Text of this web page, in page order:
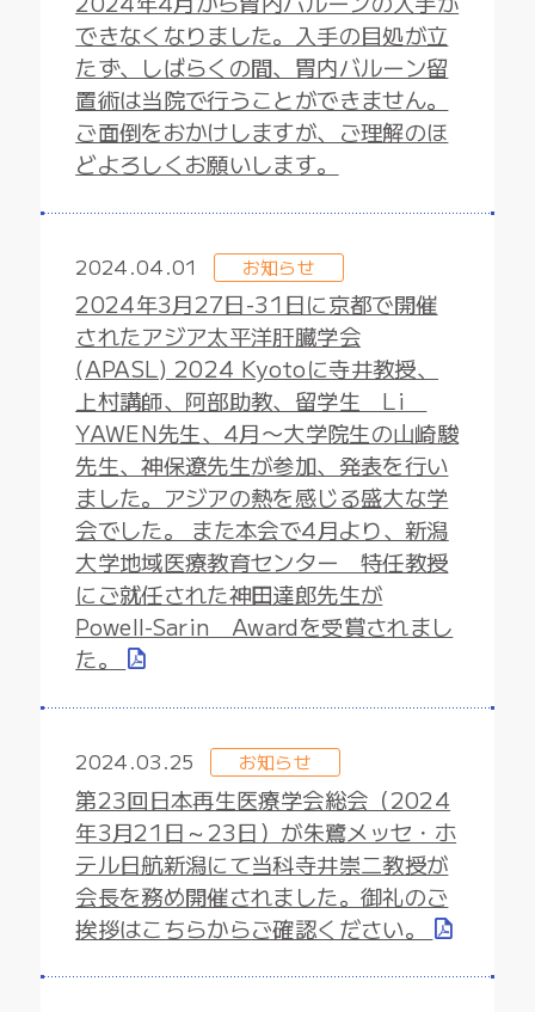
できなくなりました。入手の目処が立
たず、しばらくの間、胃内バルーン留
置術は当院で行うことができません。
ご面倒をおかけしますが、ご理解のほ
どよろしくお願いします。
2024.04.01 お知らせ
2024年3月27日-31日に京都で開催
されたアジア太平洋肝臓学会
(APASL) 2024 Kyotoに寺井教授、
上村講師、阿部助教、留学生 Li
YAWEN先生、4月〜大学院生の山崎駿
先生、神保遼先生が参加、発表を行い
ました。アジアの熱を感じる盛大な学
会でした。 また本会で4月より、新潟
大学地域医療教育センター 特任教授
にご就任された神田達郎先生が
Powell-Sarin Awardを受賞されまし
た。
2024.03.25 お知らせ
第23回日本再生医療学会総会（2024
年3月21日～23日）が朱鷺メッセ・ホ
テル日航新潟にて当科寺井崇二教授が
会長を務め開催されました。御礼のご
挨拶はこちらからご確認ください。